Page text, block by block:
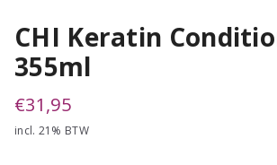
CHI Keratin
355ml
€31,95
incl. 21% BTW